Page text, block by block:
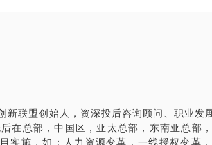
了解，错失良机。
点，以及适合的发展方向；
新联盟创始人，资深投后咨询顾问、职业发
在总部，中国区，亚太总部，东南亚总部
实施，如：人力资源变革，一线授权变革